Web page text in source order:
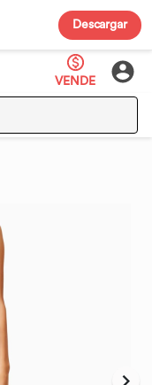
Descargar
VENDE